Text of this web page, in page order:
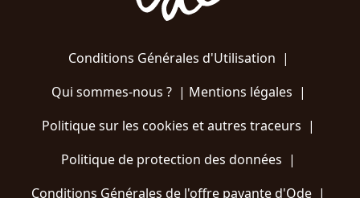
Conditions Générales d'Utilisation |
Qui sommes-nous ?| Mentions légales |
Politique sur les cookies et autres traceurs |
Politique de protection des données |
Conditions Générales de l'offre payante d'Ode |